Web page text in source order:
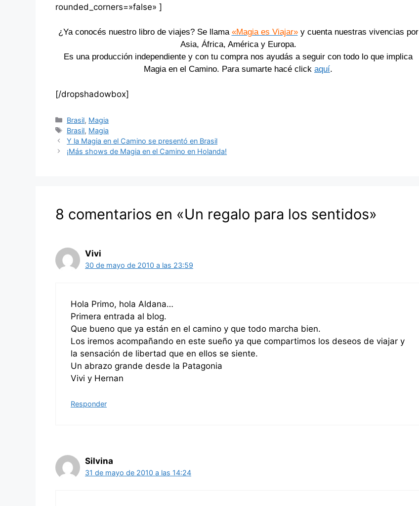
rounded_corners=»false» ]
¿Ya conocés nuestro libro de viajes? Se llama «Magia es Viajar»y cuenta nuestras vivencias por
Asia, África, América y Europa.
Es una producción independiente y con tu compra nos ayudás a seguir con todo lo que implica
Magia en el Camino. Para sumarte hacé click aquí.
[/dropshadowbox]
Categorías
Brasil, Magia
Etiquetas
Brasil, Magia
Y la Magia en el Camino se presentó en Brasil
¡Más shows de Magia en el Camino en Holanda!
8 comentarios en «Un regalo para los sentidos»
Vivi
30 de mayo de 2010 a las 23:59
Hola Primo, hola Aldana…
Primera entrada al blog.
Que bueno que ya están en el camino y que todo marcha bien.
Los iremos acompañando en este sueño ya que compartimos los deseos de viajar y
la sensación de libertad que en ellos se siente.
Un abrazo grande desde la Patagonia
Vivi y Hernan
Responder
Silvina
31 de mayo de 2010 a las 14:24